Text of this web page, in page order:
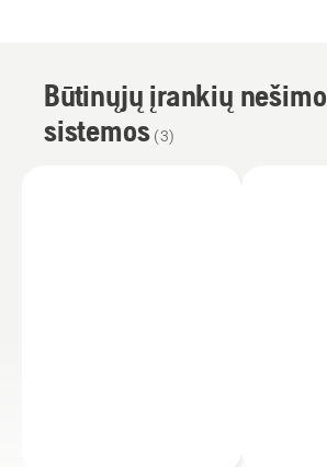
Būtinųjų įrankių nešimo
sistemos (3)